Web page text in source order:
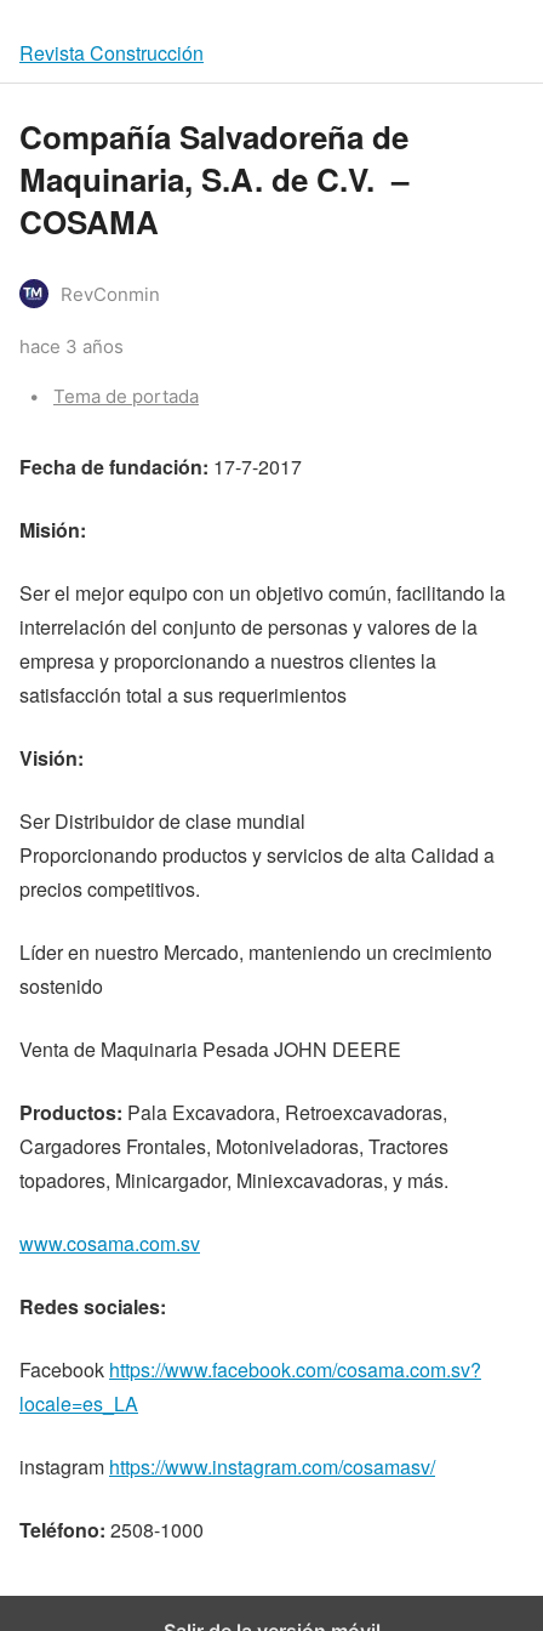
Revista Construcción
Compañía Salvadoreña de
Maquinaria, S.A. de C.V. –
COSAMA
RevConmin
hace 3 años
Categories:
Tema de portada
Fecha de fundación: 17-7-2017
Misión:
Ser el mejor equipo con un objetivo común, facilitando la
interrelación del conjunto de personas y valores de la
empresa y proporcionando a nuestros clientes la
satisfacción total a sus requerimientos
Visión:
Ser Distribuidor de clase mundial
Proporcionando productos y servicios de alta Calidad a
precios competitivos.
Líder en nuestro Mercado, manteniendo un crecimiento
sostenido
Venta de Maquinaria Pesada JOHN DEERE
Productos: Pala Excavadora, Retroexcavadoras,
Cargadores Frontales, Motoniveladoras, Tractores
topadores, Minicargador, Miniexcavadoras, y más.
www.cosama.com.sv
Redes sociales:
Facebook https://www.facebook.com/cosama.com.sv?
locale=es_LA
instagram https://www.instagram.com/cosamasv/
Teléfono: 2508-1000